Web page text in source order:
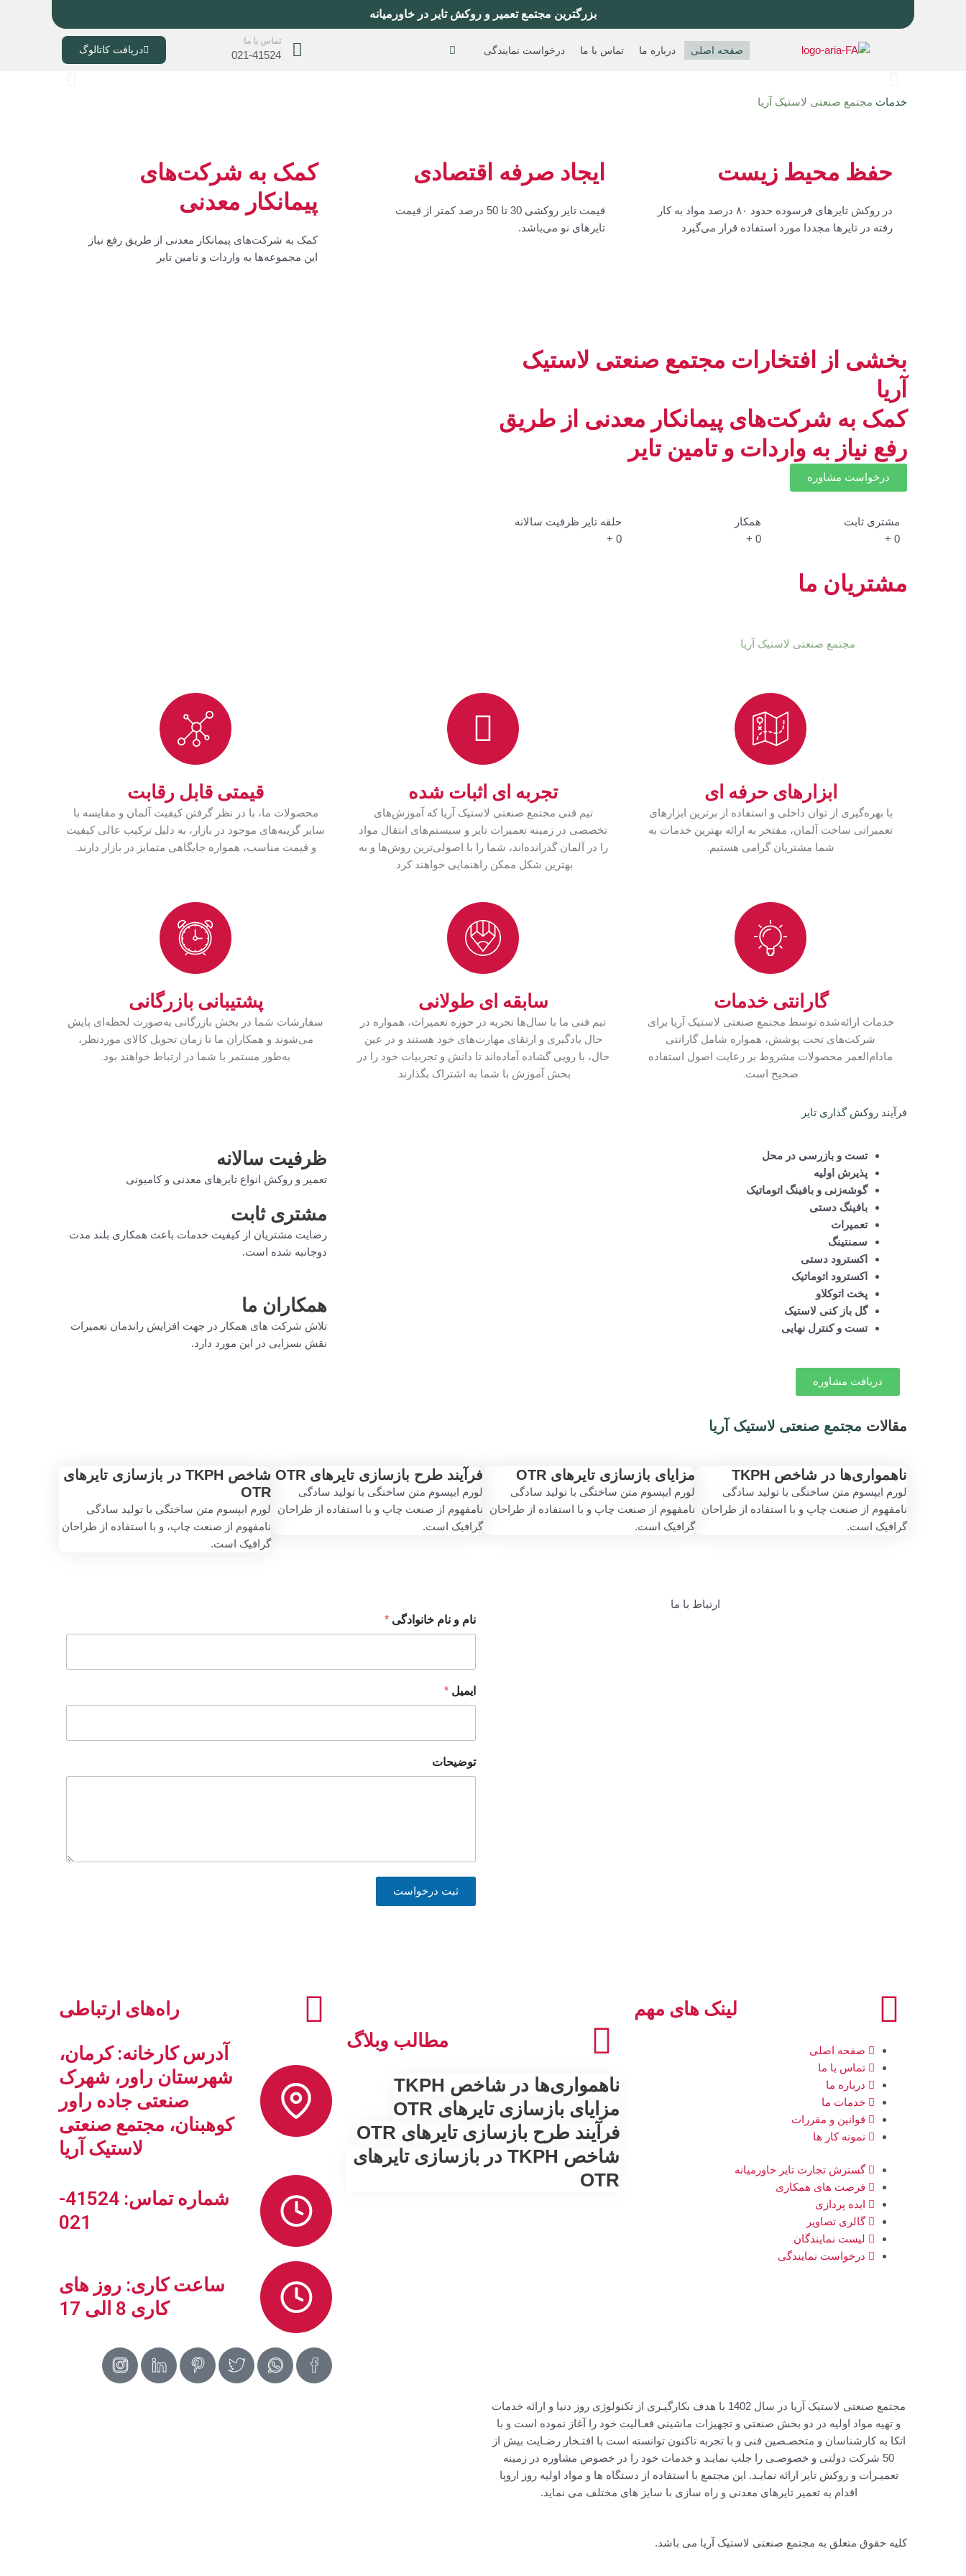
بزرگترین مجتمع تعمیر و روکش تایر در خاورمیانه
صفحه اصلی درباره ما تماس با ما درخواست نمایندگی
تماس با ما
021-41524 دریافت کاتالوگ
قبلی
خدمات مجتمع صنعتی لاستیک آریا
حفظ محیط‌ زیست
در روکش تایرهای فرسوده حدود ۸۰ درصد مواد به کار
رفته در تایرها مجددا مورد استفاده قرار می‌گیرد
ایجاد صرفه اقتصادی
قیمت تایر روکشی 30 تا 50 درصد کمتر از قیمت
تایرهای نو می‌باشد.
کمک به شرکت‌های
پیمانکار معدنی
کمک به شرکت‌های پیمانکار معدنی از طریق رفع نیاز
این مجموعه‌ها به واردات و تامین تایر
بخشی از افتخارات مجتمع صنعتی لاستیک
آریا
کمک به شرکت‌های پیمانکار معدنی از طریق
رفع نیاز به واردات و تامین تایر
درخواست مشاوره
مشتری ثابت
0
+
همکار
0
+
حلقه تایر ظرفیت سالانه
0
+
مشتریان ما
مجتمع صنعتی لاستیک آریا
ابزارهای حرفه ای
با بهره‌گیری از توان داخلی و استفاده از برترین ابزارهای
تعمیراتی ساخت آلمان، مفتخر به ارائه بهترین خدمات به
شما مشتریان گرامی هستیم.
تجربه ای اثبات شده
تیم فنی مجتمع صنعتی لاستیک آریا که آموزش‌های
تخصصی در زمینه تعمیرات تایر و سیستم‌های انتقال مواد
را در آلمان گذرانده‌اند، شما را با اصولی‌ترین روش‌ها و به
بهترین شکل ممکن راهنمایی خواهند کرد.
قیمتی قابل رقابت
محصولات ما، با در نظر گرفتن کیفیت آلمان و مقایسه با
سایر گزینه‌های موجود در بازار، به دلیل ترکیب عالی کیفیت
و قیمت مناسب، همواره جایگاهی متمایز در بازار دارند.
گارانتی خدمات
خدمات ارائه‌شده توسط مجتمع صنعتی لاستیک آریا برای
شرکت‌های تحت پوشش، همواره شامل گارانتی
مادام‌العمر محصولات مشروط بر رعایت اصول استفاده
صحیح است.
سابقه ای طولانی
تیم فنی ما با سال‌ها تجربه در حوزه تعمیرات، همواره در
حال یادگیری و ارتقای مهارت‌های خود هستند و در عین
حال، با رویی گشاده آماده‌اند تا دانش و تجربیات خود را در
بخش آموزش با شما به اشتراک بگذارند.
پشتیبانی بازرگانی
سفارشات شما در بخش بازرگانی به‌صورت لحظه‌ای پایش
می‌شوند و همکاران ما تا زمان تحویل کالای موردنظر،
به‌طور مستمر با شما در ارتباط خواهند بود.
فرآیند روکش گذاری تایر
تست و بازرسی در محل
پذیرش اولیه
گوشه‌زنی و بافینگ اتوماتیک
بافینگ دستی
تعمیرات
سمنتینگ
اکسترود دستی
اکسترود اتوماتیک
پخت اتوکلاو
گل باز کنی لاستیک
تست و کنترل نهایی
دریافت مشاوره
ظرفیت سالانه
تعمیر و روکش انواع تایرهای معدنی و کامیونی
مشتری ثابت
رضایت مشتریان از کیفیت خدمات باعث همکاری بلند مدت
دوجانبه شده است.
همکاران ما
تلاش شرکت های همکار در جهت افزایش راندمان تعمیرات
نقش بسزایی در این مورد دارد.
مقالات مجتمع صنعتی لاستیک آریا
ناهمواری‌ها در شاخص TKPH
لورم ایپسوم متن ساختگی با تولید سادگی
نامفهوم از صنعت چاپ و با استفاده از طراحان
گرافیک است.
مزایای بازسازی تایرهای OTR
لورم ایپسوم متن ساختگی با تولید سادگی
نامفهوم از صنعت چاپ و با استفاده از طراحان
گرافیک است.
فرآیند طرح بازسازی تایرهای OTR
لورم ایپسوم متن ساختگی با تولید سادگی
نامفهوم از صنعت چاپ و با استفاده از طراحان
گرافیک است.
شاخص TKPH در بازسازی تایرهای
OTR
لورم ایپسوم متن ساختگی با تولید سادگی
نامفهوم از صنعت چاپ، و با استفاده از طراحان
گرافیک است.
ارتباط با ما
نام و نام خانوادگی *
ایمیل *
توضیحات
ثبت درخواست
لینک های مهم
صفحه اصلی
تماس با ما
درباره ما
خدمات ما
قوانین و مقررات
نمونه کار ها
گسترش تجارت تایر خاورمیانه
فرصت های همکاری
ایده پردازی
گالری تصاویر
لیست نمایندگان
درخواست نمایندگی
مطالب وبلاگ
ناهمواری‌ها در شاخص TKPH
مزایای بازسازی تایرهای OTR
فرآیند طرح بازسازی تایرهای OTR
شاخص TKPH در بازسازی تایرهای
OTR
راه‌های ارتباطی
آدرس کارخانه: کرمان،
شهرستان راور، شهرک
صنعتی جاده راور
کوهبنان، مجتمع صنعتی
لاستیک آریا
شماره تماس: 41524-
021
ساعت کاری: روز های
کاری 8 الی 17
مجتمع صنعتی لاستیک آریا در سال 1402 با هدف بکارگیـری از تکنولوژی روز دنیا و ارائه خدمات
و تهیه مواد اولیه در دو بخش صنعتی و تجهیزات ماشینی فعـالیت خود را آغاز نموده است و با
اتکا به کارشناسان و متخصـصین فنی و با تجربه تاکنون توانسته است با افتـخار رضـایت بیش از
50 شرکت دولتی و خصوصـی را جلب نمایـد و خدمات خود را در خصوص مشاوره در زمینه
تعمیـرات و روکش تایر ارائه نمایـد. این مجتمع با استفاده از دستگاه ها و مواد اولیه روز اروپا
اقدام به تعمیر تایرهای معدنی و راه سازی با سایز های مختلف می نماید.
کلیه حقوق متعلق به مجتمع صنعتی لاستیک آریا می باشد.